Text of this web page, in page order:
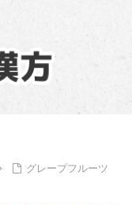
グレープフルーツ